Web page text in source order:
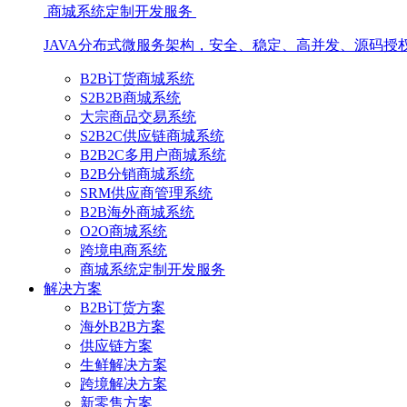
商城系统定制开发服务
JAVA分布式微服务架构，安全、稳定、高并发、源码授
B2B订货商城系统
S2B2B商城系统
大宗商品交易系统
S2B2C供应链商城系统
B2B2C多用户商城系统
B2B分销商城系统
SRM供应商管理系统
B2B海外商城系统
O2O商城系统
跨境电商系统
商城系统定制开发服务
解决方案
B2B订货方案
海外B2B方案
供应链方案
生鲜解决方案
跨境解决方案
新零售方案